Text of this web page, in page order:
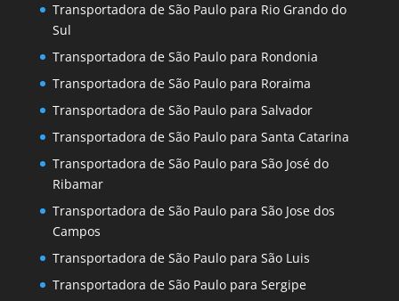
Transportadora de São Paulo para Rio Grando do
Sul
Transportadora de São Paulo para Rondonia
Transportadora de São Paulo para Roraima
Transportadora de São Paulo para Salvador
Transportadora de São Paulo para Santa Catarina
Transportadora de São Paulo para São José do
Ribamar
Transportadora de São Paulo para São Jose dos
Campos
Transportadora de São Paulo para São Luis
Transportadora de São Paulo para Sergipe